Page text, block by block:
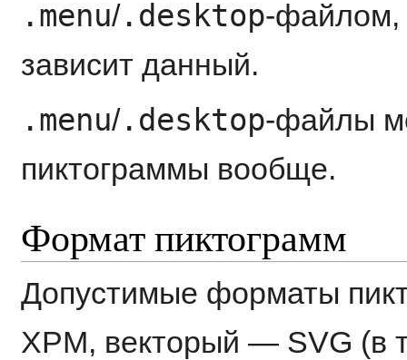
.menu/.desktop-файлом,
зависит данный.
.menu/.desktop-файлы
пиктограммы вообще.
Формат пиктограмм
Допустимые форматы
XPM, векторый — SVG (в